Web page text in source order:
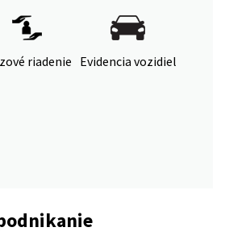
riadenie Evidencia vozidiel